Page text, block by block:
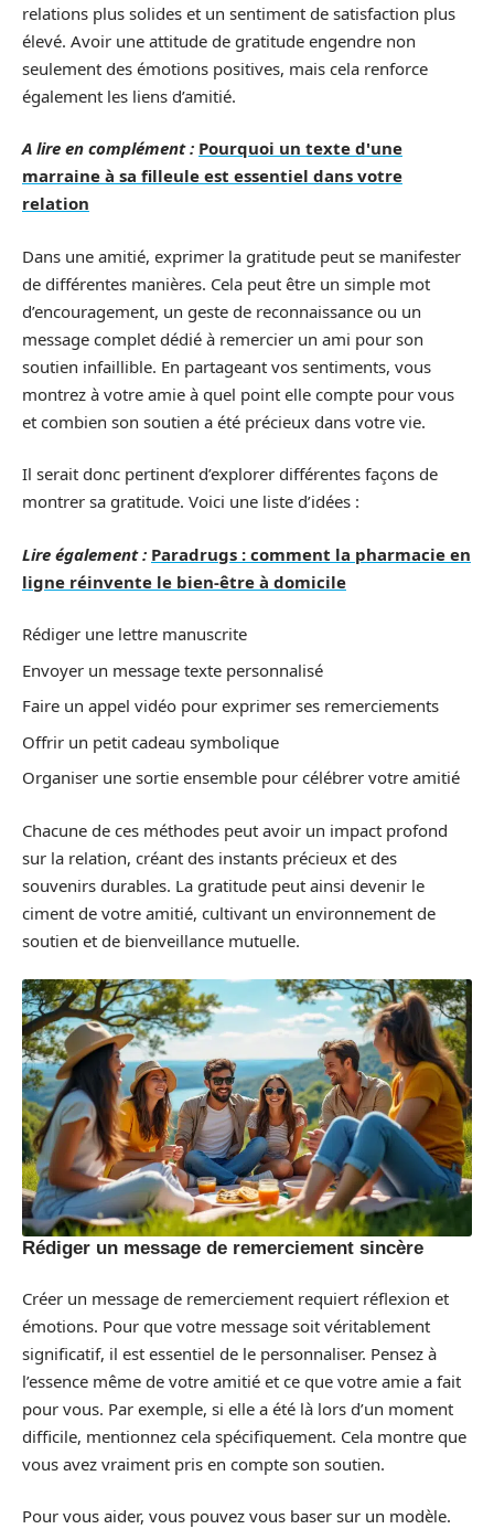
relations plus solides et un sentiment de satisfaction plus
élevé. Avoir une attitude de gratitude engendre non
seulement des émotions positives, mais cela renforce
également les liens d’amitié.
A lire en complément : Pourquoi un texte d'une
marraine à sa filleule est essentiel dans votre
relation
Dans une amitié, exprimer la gratitude peut se manifester
de différentes manières. Cela peut être un simple mot
d’encouragement, un geste de reconnaissance ou un
message complet dédié à remercier un ami pour son
soutien infaillible. En partageant vos sentiments, vous
montrez à votre amie à quel point elle compte pour vous
et combien son soutien a été précieux dans votre vie.
Il serait donc pertinent d’explorer différentes façons de
montrer sa gratitude. Voici une liste d’idées :
Lire également : Paradrugs : comment la pharmacie en
ligne réinvente le bien-être à domicile
Rédiger une lettre manuscrite
Envoyer un message texte personnalisé
Faire un appel vidéo pour exprimer ses remerciements
Offrir un petit cadeau symbolique
Organiser une sortie ensemble pour célébrer votre amitié
Chacune de ces méthodes peut avoir un impact profond
sur la relation, créant des instants précieux et des
souvenirs durables. La gratitude peut ainsi devenir le
ciment de votre amitié, cultivant un environnement de
soutien et de bienveillance mutuelle.
Rédiger un message de remerciement sincère
Créer un message de remerciement requiert réflexion et
émotions. Pour que votre message soit véritablement
significatif, il est essentiel de le personnaliser. Pensez à
l’essence même de votre amitié et ce que votre amie a fait
pour vous. Par exemple, si elle a été là lors d’un moment
difficile, mentionnez cela spécifiquement. Cela montre que
vous avez vraiment pris en compte son soutien.
Pour vous aider, vous pouvez vous baser sur un modèle.